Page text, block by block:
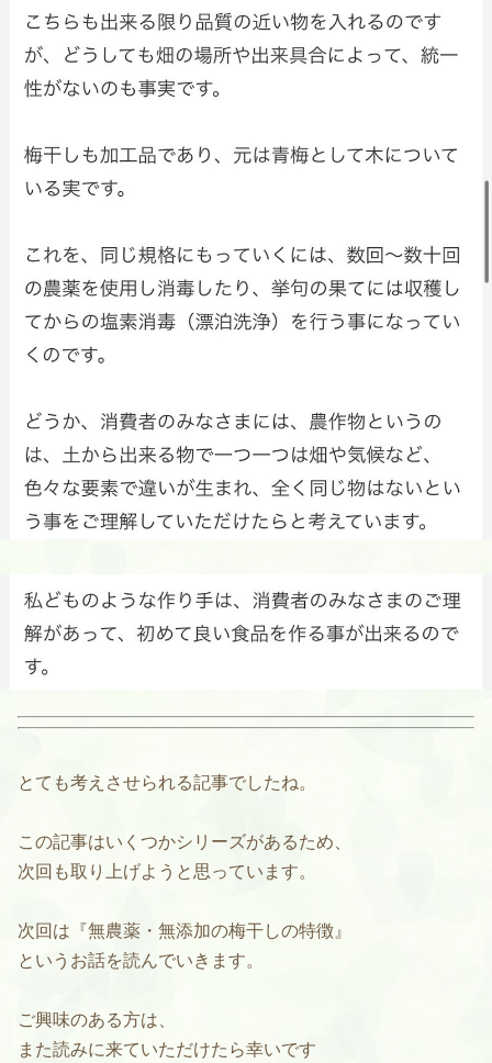
とても考えさせられる記事でしたね。
この記事はいくつかシリーズがあるため、
次回も取り上げようと思っています。
次回は『無農薬・無添加の梅干しの特徴』
というお話を読んでいきます。
ご興味のある方は、
また読みに来ていただけたら幸いです